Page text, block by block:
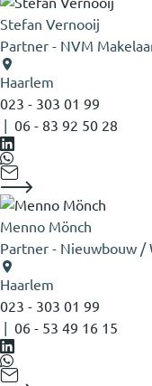
Stefan Vernooij
Partner - NVM
Haarlem
023 - 303 01 99
06 - 83 92 50 28
Menno Mönch
Partner - Nieuwbouw /
Haarlem
023 - 303 01 99
06 - 53 49 16 15